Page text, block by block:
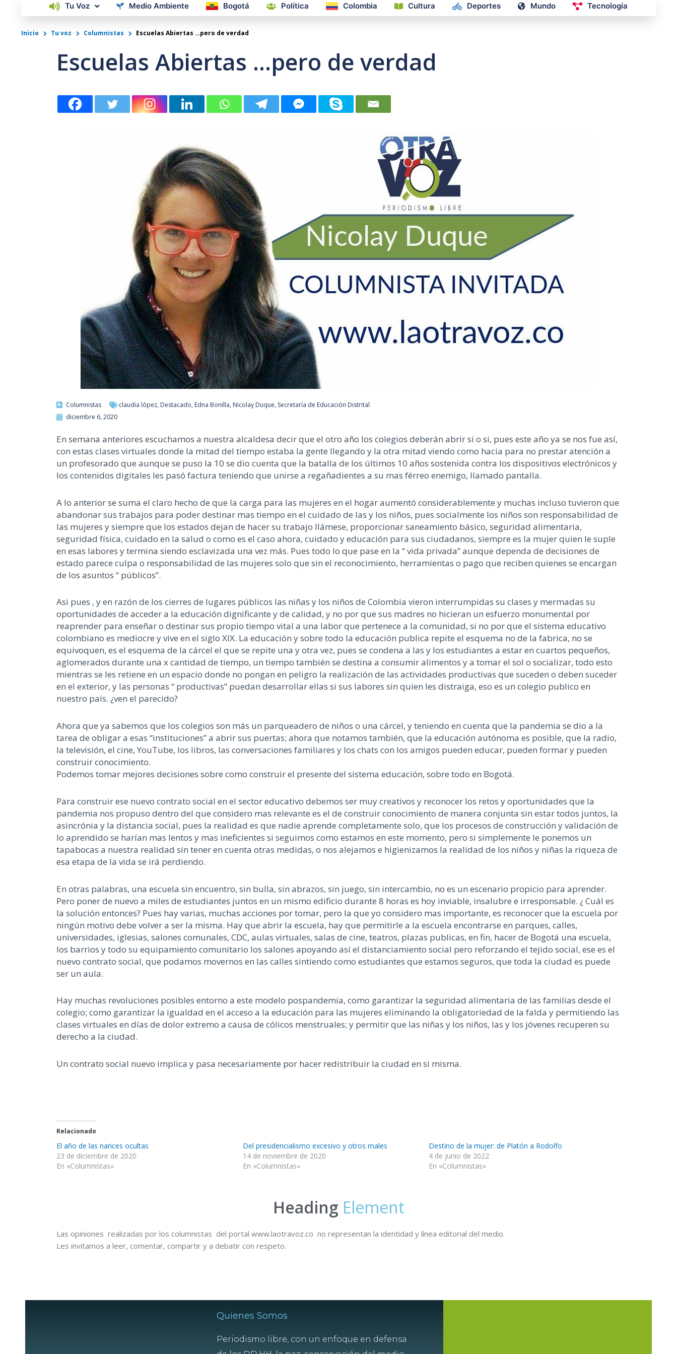
Tu Voz Medio Ambiente Bogotá Política Colombia Cultura Deportes Mundo Tecnología
Inicio Tu voz Columnistas Escuelas Abiertas …pero de verdad
Escuelas Abiertas …pero de verdad
Columnistas claudia lópez, Destacado, Edna Bonilla, Nicolay Duque, Secretaría de Educación Distrital
diciembre 6, 2020
En semana anteriores escuchamos a nuestra alcaldesa decir que el otro año los colegios deberán abrir si o si, pues este año ya se nos fue así,
con estas clases virtuales donde la mitad del tiempo estaba la gente llegando y la otra mitad viendo como hacia para no prestar atención a
un profesorado que aunque se puso la 10 se dio cuenta que la batalla de los últimos 10 años sostenida contra los dispositivos electrónicos y
los contenidos digitales les pasó factura teniendo que unirse a regañadientes a su mas férreo enemigo, llamado pantalla.
A lo anterior se suma el claro hecho de que la carga para las mujeres en el hogar aumentó considerablemente y muchas incluso tuvieron que
abandonar sus trabajos para poder destinar mas tiempo en el cuidado de las y los niños, pues socialmente los niños son responsabilidad de
las mujeres y siempre que los estados dejan de hacer su trabajo llámese, proporcionar saneamiento básico, seguridad alimentaria,
seguridad física, cuidado en la salud o como es el caso ahora, cuidado y educación para sus ciudadanos, siempre es la mujer quien le suple
en esas labores y termina siendo esclavizada una vez más. Pues todo lo que pase en la “ vida privada” aunque dependa de decisiones de
estado parece culpa o responsabilidad de las mujeres solo que sin el reconocimiento, herramientas o pago que reciben quienes se encargan
de los asuntos “ públicos”.
Asi pues , y en razón de los cierres de lugares públicos las niñas y los niños de Colombia vieron interrumpidas su clases y mermadas su
oportunidades de acceder a la educación dignificante y de calidad, y no por que sus madres no hicieran un esfuerzo monumental por
reaprender para enseñar o destinar sus propio tiempo vital a una labor que pertenece a la comunidad, si no por que el sistema educativo
colombiano es mediocre y vive en el siglo XlX. La educación y sobre todo la educación publica repite el esquema no de la fabrica, no se
equivoquen, es el esquema de la cárcel el que se repite una y otra vez, pues se condena a las y los estudiantes a estar en cuartos pequeños,
aglomerados durante una x cantidad de tiempo, un tiempo también se destina a consumir alimentos y a tomar el sol o socializar, todo esto
mientras se les retiene en un espacio donde no pongan en peligro la realización de las actividades productivas que suceden o deben suceder
en el exterior, y las personas “ productivas” puedan desarrollar ellas si sus labores sin quien les distraiga, eso es un colegio publico en
nuestro país. ¿ven el parecido?
Ahora que ya sabemos que los colegios son más un parqueadero de niños o una cárcel, y teniendo en cuenta que la pandemia se dio a la
tarea de obligar a esas “instituciones” a abrir sus puertas; ahora que notamos también, que la educación autónoma es posible, que la radio,
la televisión, el cine, YouTube, los libros, las conversaciones familiares y los chats con los amigos pueden educar, pueden formar y pueden
construir conocimiento.
Podemos tomar mejores decisiones sobre como construir el presente del sistema educación, sobre todo en Bogotá.
Para construir ese nuevo contrato social en el sector educativo debemos ser muy creativos y reconocer los retos y oportunidades que la
pandemia nos propuso dentro del que considero mas relevante es el de construir conocimiento de manera conjunta sin estar todos juntos, la
asincrónia y la distancia social, pues la realidad es que nadie aprende completamente solo, que los procesos de construcción y validación de
lo aprendido se harían mas lentos y mas ineficientes si seguimos como estamos en este momento, pero si simplemente le ponemos un
tapabocas a nuestra realidad sin tener en cuenta otras medidas, o nos alejamos e higienizamos la realidad de los niños y niñas la riqueza de
esa etapa de la vida se irá perdiendo.
En otras palabras, una escuela sin encuentro, sin bulla, sin abrazos, sin juego, sin intercambio, no es un escenario propicio para aprender.
Pero poner de nuevo a miles de estudiantes juntos en un mismo edificio durante 8 horas es hoy inviable, insalubre e irresponsable. ¿ Cuál es
la solución entonces? Pues hay varias, muchas acciones por tomar, pero la que yo considero mas importante, es reconocer que la escuela por
ningún motivo debe volver a ser la misma. Hay que abrir la escuela, hay que permitirle a la escuela encontrarse en parques, calles,
universidades, iglesias, salones comunales, CDC, aulas virtuales, salas de cine, teatros, plazas publicas, en fin, hacer de Bogotá una escuela,
los barrios y todo su equipamiento comunitario los salones apoyando así el distanciamiento social pero reforzando el tejido social, ese es el
nuevo contrato social, que podamos movernos en las calles sintiendo como estudiantes que estamos seguros, que toda la ciudad es puede
ser un aula.
Hay muchas revoluciones posibles entorno a este modelo pospandemia, como garantizar la seguridad alimentaria de las familias desde el
colegio; como garantizar la igualdad en el acceso a la educación para las mujeres eliminando la obligatoriedad de la falda y permitiendo las
clases virtuales en días de dolor extremo a causa de cólicos menstruales; y permitir que las niñas y los niños, las y los jóvenes recuperen su
derecho a la ciudad.
Un contrato social nuevo implica y pasa necesariamente por hacer redistribuir la ciudad en si misma.
Relacionado
El año de las narices ocultas
23 de diciembre de 2020
En «Columnistas»
Del presidencialismo excesivo y otros males
14 de noviembre de 2020
En «Columnistas»
Destino de la mujer: de Platón a Rodolfo
4 de junio de 2022
En «Columnistas»
Heading Element
Las opiniones realizadas por los columnistas del portal www.laotravoz.co no representan la identidad y línea editorial del medio.
Les invitamos a leer, comentar, compartir y a debatir con respeto.
Quienes Somos
Periodismo libre, con un enfoque en defensa